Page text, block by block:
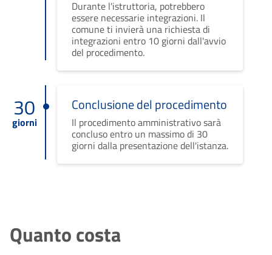
Durante l'istruttoria, potrebbero
essere necessarie integrazioni. Il
comune ti invierà una richiesta di
integrazioni entro 10 giorni dall'avvio
del procedimento.
30
giorni
Conclusione del procedimento
Il procedimento amministrativo sarà
concluso entro un massimo di 30
giorni dalla presentazione dell'istanza.
Quanto costa